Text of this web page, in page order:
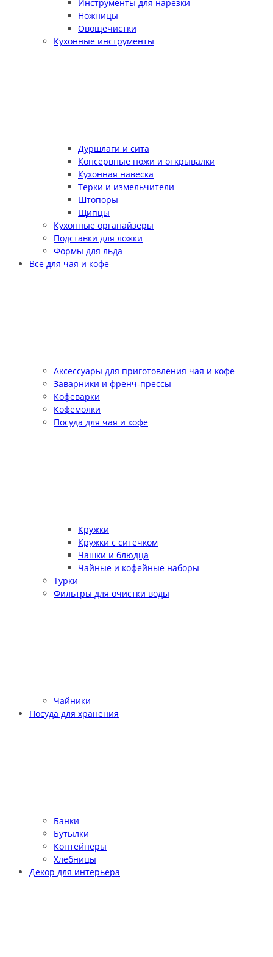
Инструменты для нарезки
Ножницы
Овощечистки
Кухонные инструменты
Дуршлаги и сита
Консервные ножи и открывалки
Кухонная навеска
Терки и измельчители
Штопоры
Щипцы
Кухонные органайзеры
Подставки для ложки
Формы для льда
Все для чая и кофе
Аксессуары для приготовления чая и кофе
Заварники и френч-прессы
Кофеварки
Кофемолки
Посуда для чая и кофе
Кружки
Кружки с ситечком
Чашки и блюдца
Чайные и кофейные наборы
Турки
Фильтры для очистки воды
Чайники
Посуда для хранения
Банки
Бутылки
Контейнеры
Хлебницы
Декор для интерьера